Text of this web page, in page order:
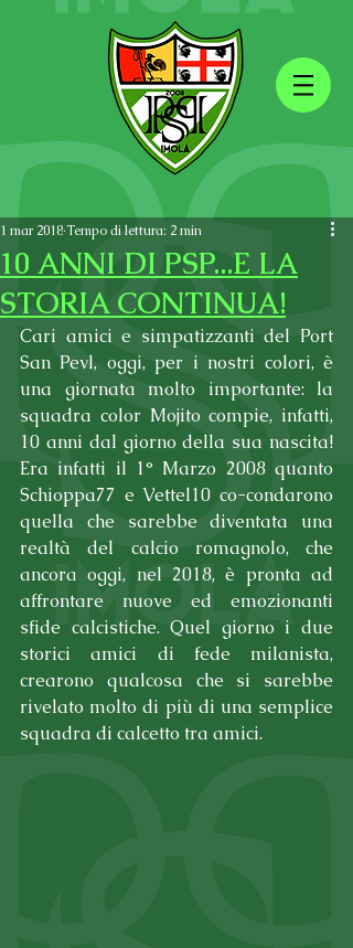
10 ANNI DI PSP...E LA
STORIA CONTINUA!
1 mar 2018Tempo di lettura: 2 min
Cari amici e simpatizzanti del Port
San Pevl, oggi, per i nostri colori, è
una giornata molto importante: la
squadra color Mojito compie, infatti,
10 anni dal giorno della sua nascita!
Era infatti il 1° Marzo 2008 quanto
Schioppa77 e Vettel10 co-condarono
quella che sarebbe diventata una
realtà del calcio romagnolo, che
ancora oggi, nel 2018, è pronta ad
affrontare nuove ed emozionanti
sfide calcistiche. Quel giorno i due
storici amici di fede milanista,
crearono qualcosa che si sarebbe
rivelato molto di più di una semplice
squadra di calcetto tra amici.